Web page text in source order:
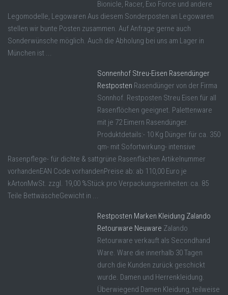
Bionicle, Racer, Exo Force und andere
Legomodelle, Legowaren Aus diesem Sonderposten an Legowaren
stellen wir bunte Posten zusammen. Auf Anfrage gerne auch
Sonderwünsche möglich. Auch die Abholung bei uns am Lager in
München ist ...
Sonnenhof Streu-Eisen Rasendünger
Restposten Rasendünger von der Firma
Sonnhof. Restposten Streu Eisen für all
Rasenflöchen geeignet. Palettenware
mit je 72 Eimern Rasendünger.
Produktdetails:- 10 Kg Dünger für ca. 350
qm- mit Sofortwirkung- intensive
Rasenpflege- für dichte & sattgrüne Rasenflächen Artikelnummer
vorhandenEAN Code vorhandenPreise ab: ab 110,00 Euro je
kArtonMwSt. zzgl. 19,00 %Stück pro Verpackungseinheiten: ca. 85
Teile BettwäscheGewicht in ...
Restposten Marken Kleidung Zalando
Retourware Neuware Zalando
Retourware verkauft als Secondhand
Ware. Ware die innerhalb 30 Tagen
durch die Kunden zurück geschickt
wurde. Damen und Herrenkleidung.
Überwiegend Damen Kleidung, teilweise